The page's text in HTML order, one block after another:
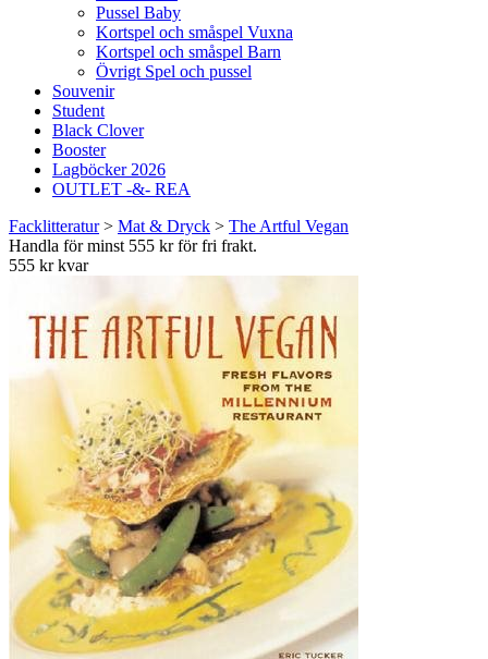
Pussel Baby
Kortspel och småspel Vuxna
Kortspel och småspel Barn
Övrigt Spel och pussel
Souvenir
Student
Black Clover
Booster
Lagböcker 2026
OUTLET -&- REA
Facklitteratur> Mat & Dryck > The Artful Vegan
Handla för minst 555 kr för fri frakt.
555 kr kvar